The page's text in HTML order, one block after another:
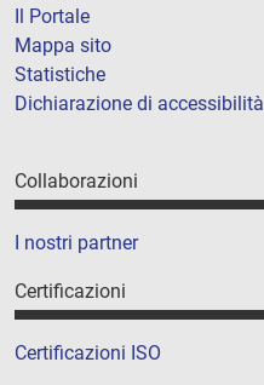
Il Portale
Mappa sito
Statistiche
Dichiarazione di accessibilità
Collaborazioni
I nostri partner
Certificazioni
Certificazioni ISO